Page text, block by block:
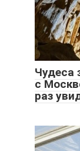
Чудеса
с
раз